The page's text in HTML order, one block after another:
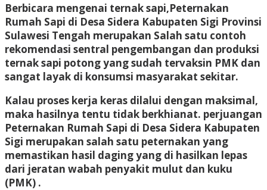
Berbicara mengenai ternak sapi,Peternakan
Rumah Sapi di Desa Sidera Kabupaten Sigi Provinsi
Sulawesi Tengah merupakan Salah satu contoh
rekomendasi sentral pengembangan dan produksi
ternak sapi potong yang sudah tervaksin PMK dan
sangat layak di konsumsi masyarakat sekitar.
Kalau proses kerja keras dilalui dengan maksimal,
maka hasilnya tentu tidak berkhianat. perjuangan
Peternakan Rumah Sapi di Desa Sidera Kabupaten
Sigi merupakan salah satu peternakan yang
memastikan hasil daging yang di hasilkan lepas
dari jeratan wabah penyakit mulut dan kuku
(PMK) .